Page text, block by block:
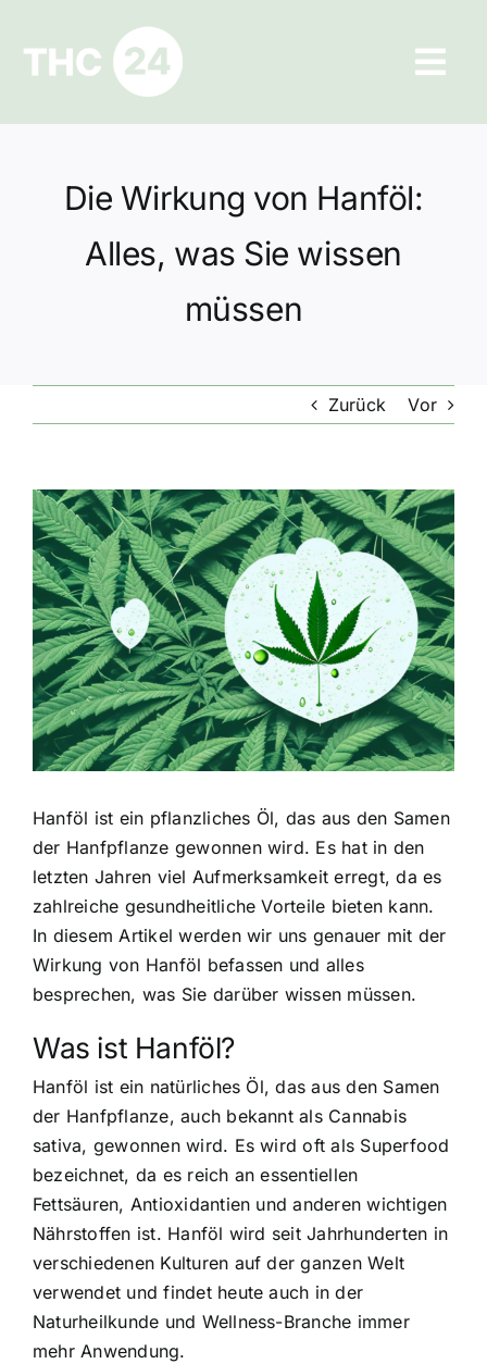
springen
Ratgeber
Hilfe und Kontakt
Datenschutz
Die Wirkung von Hanföl:
Alles, was Sie wissen
müssen
Zurück Vor
Zeige
grösseres
Bild
Hanföl ist ein pflanzliches Öl, das aus den Samen
der Hanfpflanze gewonnen wird. Es hat in den
letzten Jahren viel Aufmerksamkeit erregt, da es
zahlreiche gesundheitliche Vorteile bieten kann.
In diesem Artikel werden wir uns genauer mit der
Wirkung von Hanföl befassen und alles
besprechen, was Sie darüber wissen müssen.
Was ist Hanföl?
Hanföl ist ein natürliches Öl, das aus den Samen
der Hanfpflanze, auch bekannt als Cannabis
sativa, gewonnen wird. Es wird oft als Superfood
bezeichnet, da es reich an essentiellen
Fettsäuren, Antioxidantien und anderen wichtigen
Nährstoffen ist. Hanföl wird seit Jahrhunderten in
verschiedenen Kulturen auf der ganzen Welt
verwendet und findet heute auch in der
Naturheilkunde und Wellness-Branche immer
mehr Anwendung.